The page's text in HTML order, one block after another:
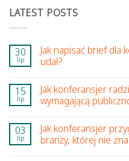
LATEST POSTS
30
lip
Jak napisać brief dla
udał?
15
lip
Jak konferansjer
wymagającą
03
lip
Jak konferansjer
branży, której nie